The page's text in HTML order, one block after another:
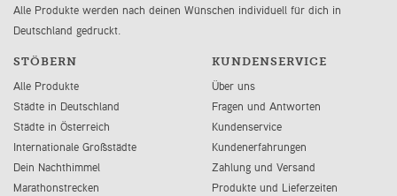
Alle Produkte werden nach deinen Wünschen individuell für dich in
Deutschland gedruckt.
STÖBERN
Alle Produkte
Städte in Deutschland
Städte in Österreich
Internationale Großstädte
Dein Nachthimmel
Marathonstrecken
KUNDENSERVICE
Über uns
Fragen und Antworten
Kundenservice
Kundenerfahrungen
Zahlung und Versand
Produkte und Lieferzeiten